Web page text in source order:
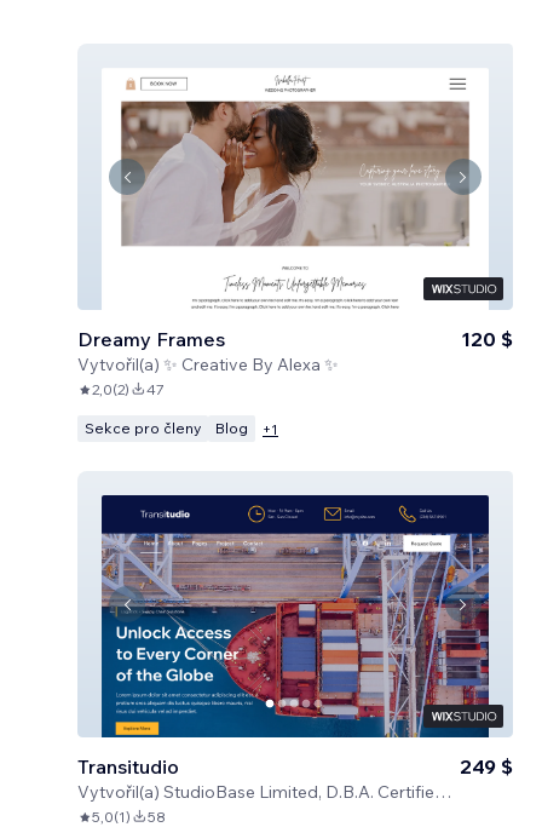
Dreamy Frames
Vytvořil(a) ✨ Creative By Alexa ✨
120 $
2,0(2) 47
Sekce pro členy Blog +1
Transitudio
Vytvořil(a) StudioBase Limited, D.B.A. Certified Code
249 $
5,0(1) 58